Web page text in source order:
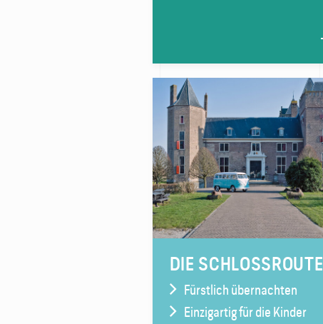
DIE SCHLOSSROUTE
Fürstlich übernachten
Einzigartig für die Kinder